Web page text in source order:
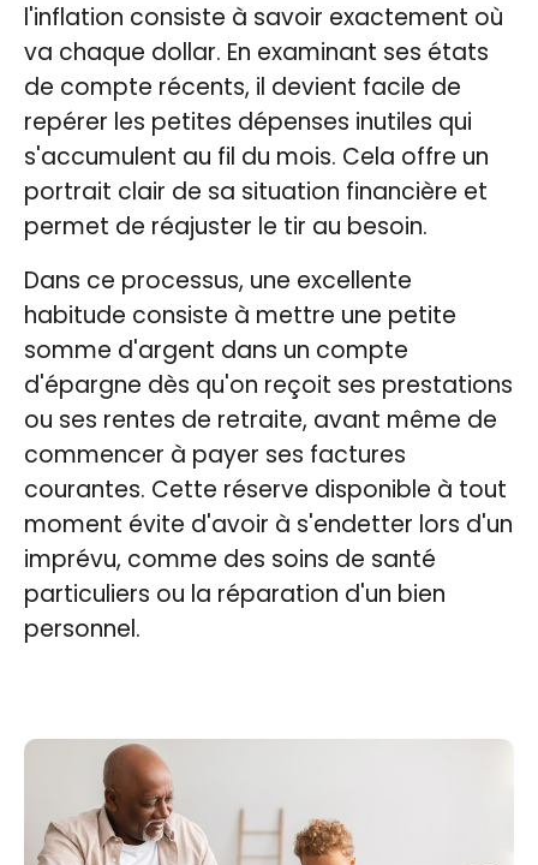
l'inflation consiste à savoir exactement où
va chaque dollar. En examinant ses états
de compte récents, il devient facile de
repérer les petites dépenses inutiles qui
s'accumulent au fil du mois. Cela offre un
portrait clair de sa situation financière et
permet de réajuster le tir au besoin.
Dans ce processus, une excellente
habitude consiste à mettre une petite
somme d'argent dans un compte
d'épargne dès qu'on reçoit ses prestations
ou ses rentes de retraite, avant même de
commencer à payer ses factures
courantes. Cette réserve disponible à tout
moment évite d'avoir à s'endetter lors d'un
imprévu, comme des soins de santé
particuliers ou la réparation d'un bien
personnel.